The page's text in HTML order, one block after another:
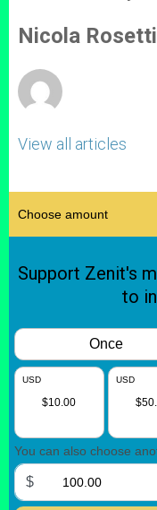
p
p
g
e
o
k
r
Nicola Rosetti
View all articles